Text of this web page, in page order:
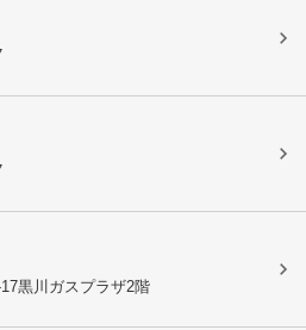
黒川ガスプラザ2階